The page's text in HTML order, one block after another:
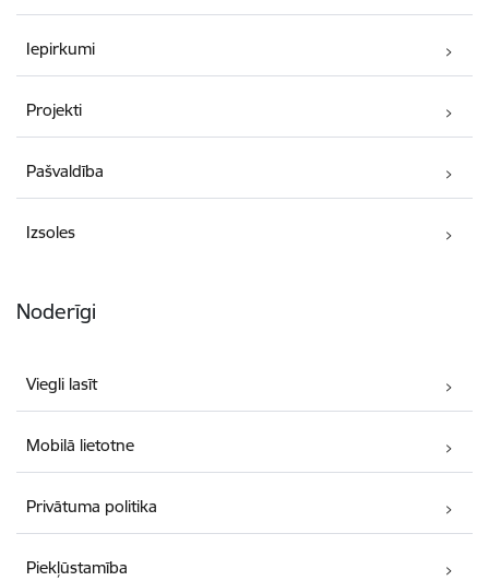
Iepirkumi
Projekti
Pašvaldība
Izsoles
Noderīgi
Viegli lasīt
Mobilā lietotne
Privātuma politika
Piekļūstamība